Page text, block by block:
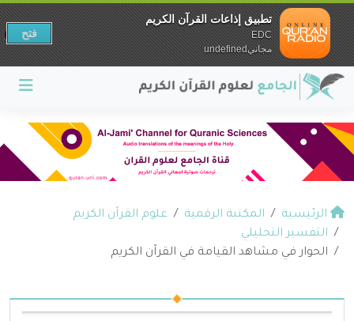
الرئيسية المكتبة الرقمية
علوم القرآن الكريم
التفسير التحليلي
الحوار في مشاهد القيامة في القرآن الكريم
تطبيق إذاعات القرآن الكريم
EDC
مجانيundefined
فتح